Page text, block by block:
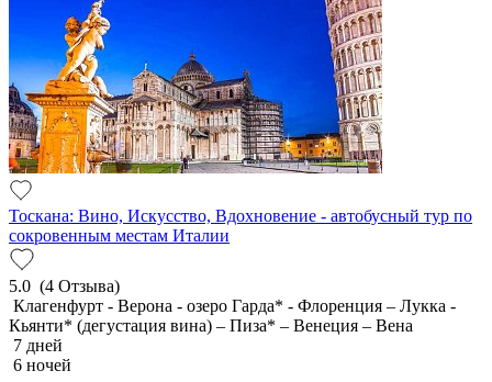
Тоскана: Вино, Искусство, Вдохновение - автобусный тур по
сокровенным местам Италии
5.0 (4 Отзыва)
Клагенфурт - Верона - озеро Гарда* - Флоренция – Лукка -
Кьянти* (дегустация вина) – Пиза* – Венеция – Вена
7 дней
6 ночей